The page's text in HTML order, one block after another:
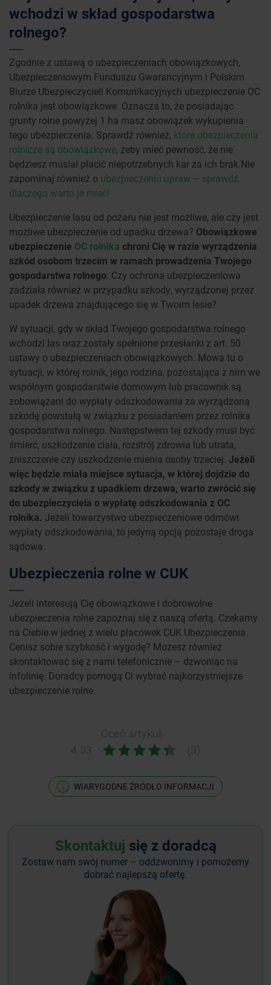
wchodzi w skład gospodarstwa
rolnego?
Zgodnie z ustawą o ubezpieczeniach obowiązkowych,
Ubezpieczeniowym Funduszu Gwarancyjnym i Polskim
Biurze Ubezpieczycieli Komunikacyjnych ubezpieczenie OC
rolnika jest obowiązkowe. Oznacza to, że posiadając
grunty rolne powyżej 1 ha masz obowiązek wykupienia
tego ubezpieczenia. Sprawdź również, które ubezpieczenia
rolnicze są obowiązkowe, żeby mieć pewność, że nie
będziesz musiał płacić niepotrzebnych kar za ich brak.Nie
zapominaj również o ubezpieczeniu upraw – sprawdź,
dlaczego warto je mieć!
Ubezpieczenie lasu od pożaru nie jest możliwe, ale czy jest
możliwe ubezpieczenie od upadku drzewa? Obowiązkowe
ubezpieczenie OC rolnika chroni Cię w razie wyrządzenia
szkód osobom trzecim w ramach prowadzenia Twojego
gospodarstwa rolnego. Czy ochrona ubezpieczeniowa
zadziała również w przypadku szkody, wyrządzonej przez
upadek drzewa znajdującego się w Twoim lesie?
W sytuacji, gdy w skład Twojego gospodarstwa rolnego
wchodzi las oraz zostały spełnione przesłanki z art. 50
ustawy o ubezpieczeniach obowiązkowych. Mowa tu o
sytuacji, w której rolnik, jego rodzina, pozostająca z nim we
wspólnym gospodarstwie domowym lub pracownik są
zobowiązani do wypłaty odszkodowania za wyrządzoną
szkodę powstałą w związku z posiadaniem przez rolnika
gospodarstwa rolnego. Następstwem tej szkody musi być
śmierć, uszkodzenie ciała, rozstrój zdrowia lub utrata,
zniszczenie czy uszkodzenie mienia osoby trzeciej. Jeżeli
więc będzie miała miejsce sytuacja, w której dojdzie do
szkody w związku z upadkiem drzewa, warto zwrócić się
do ubezpieczyciela o wypłatę odszkodowania z OC
rolnika. Jeżeli towarzystwo ubezpieczeniowe odmówi
wypłaty odszkodowania, to jedyną opcją pozostaje droga
sądowa.
Ubezpieczenia rolne w CUK
Jeżeli interesują Cię obowiązkowe i dobrowolne
ubezpieczenia rolne zapoznaj się z naszą ofertą. Czekamy
na Ciebie w jednej z wielu placówek CUK Ubezpieczenia.
Cenisz sobie szybkość i wygodę? Możesz również
skontaktować się z nami telefonicznie – dzwoniąc na
infolinię. Doradcy pomogą Ci wybrać najkorzystniejsze
ubezpieczenie rolne.
WIARYGODNE ŹRÓDŁO INFORMACJI
Skontaktuj się z doradcą
Zostaw nam swój numer – oddzwonimy i pomożemy
dobrać najlepszą ofertę.